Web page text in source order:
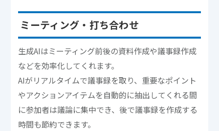
ミーティング・打ち合わせ
生成AIはミーティング前後の資料作成や議事録作成
などを効率化してくれます。
AIがリアルタイムで議事録を取り、重要なポイント
やアクションアイテムを自動的に抽出してくれる間
に参加者は議論に集中でき、後で議事録を作成する
時間も節約できます。